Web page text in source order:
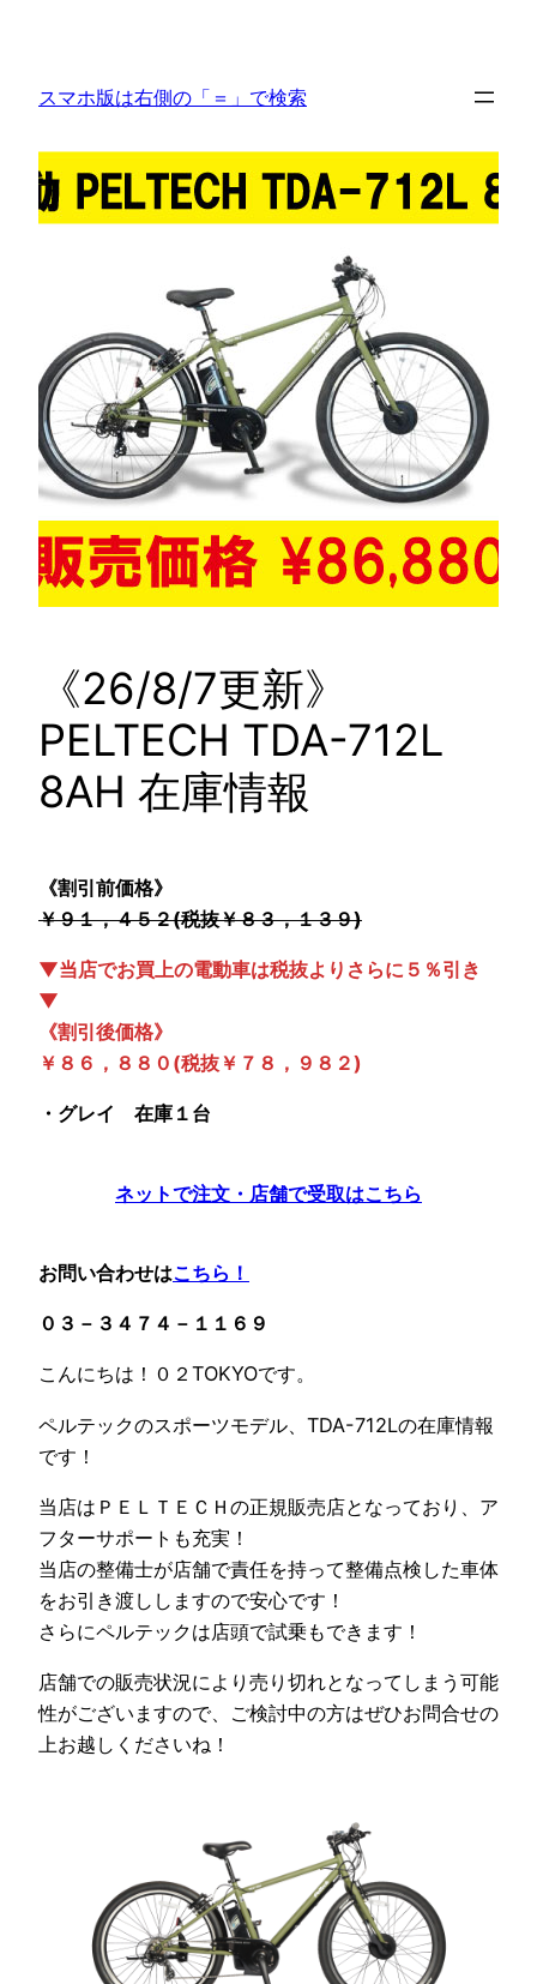
スマホ版は右側の「＝」で検索
《26/8/7更新》
PELTECH TDA-712L
8AH 在庫情報
《割引前価格》
￥９１，４５２(税抜￥８３，１３９)
▼当店でお買上の電動車は税抜よりさらに５％引き
▼
《割引後価格》
￥８６，８８０(税抜￥７８，９８２)
・グレイ 在庫１台
ネットで注文・店舗で受取はこちら
お問い合わせはこちら！
０３－３４７４－１１６９
こんにちは！０２TOKYOです。
ペルテックのスポーツモデル、TDA-712Lの在庫情報
です！
当店はＰＥＬＴＥＣＨの正規販売店となっており、ア
フターサポートも充実！
当店の整備士が店舗で責任を持って整備点検した車体
をお引き渡ししますので安心です！
さらにペルテックは店頭で試乗もできます！
店舗での販売状況により売り切れとなってしまう可能
性がございますので、ご検討中の方はぜひお問合せの
上お越しくださいね！